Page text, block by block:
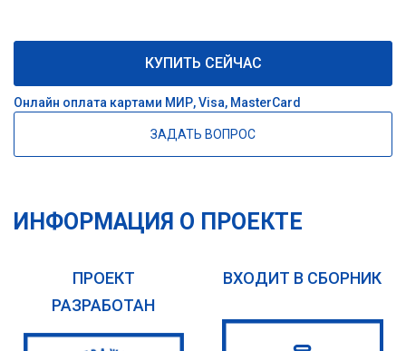
КУПИТЬ СЕЙЧАС
Онлайн оплата картами МИР, Visa, MasterCard
ЗАДАТЬ ВОПРОС
ИНФОРМАЦИЯ О ПРОЕКТЕ
ПРОЕКТ
РАЗРАБОТАН
ВХОДИТ В СБОРНИК